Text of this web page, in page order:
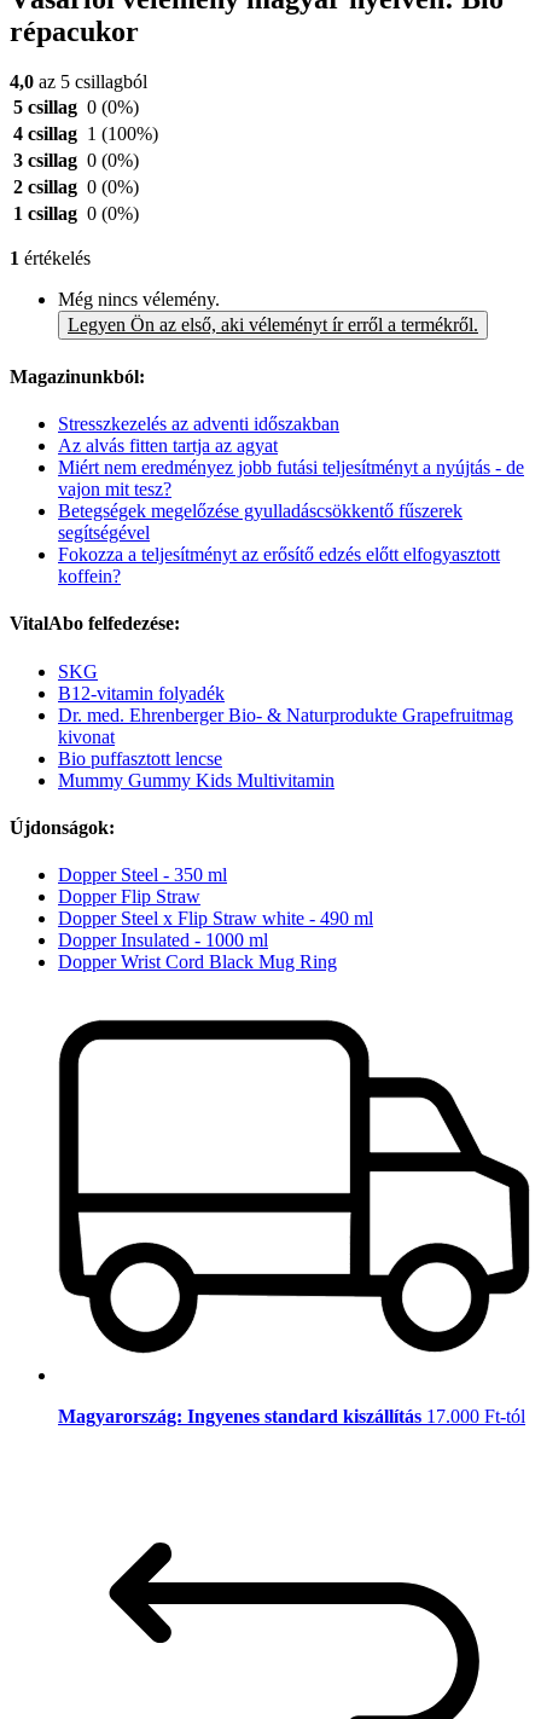
répacukor
4,0 az 5 csillagból
5 csillag 0 (0%)
4 csillag 1 (100%)
3 csillag 0 (0%)
2 csillag 0 (0%)
1 csillag 0 (0%)
1 értékelés
Még nincs vélemény.
Legyen Ön az első, aki véleményt ír erről a termékről.
Magazinunkból:
Stresszkezelés az adventi időszakban
Az alvás fitten tartja az agyat
Miért nem eredményez jobb futási teljesítményt a nyújtás - de
vajon mit tesz?
Betegségek megelőzése gyulladáscsökkentő fűszerek
segítségével
Fokozza a teljesítményt az erősítő edzés előtt elfogyasztott
koffein?
VitalAbo felfedezése:
SKG
B12-vitamin folyadék
Dr. med. Ehrenberger Bio- & Naturprodukte Grapefruitmag
kivonat
Bio puffasztott lencse
Mummy Gummy Kids Multivitamin
Újdonságok:
Dopper Steel - 350 ml
Dopper Flip Straw
Dopper Steel x Flip Straw white - 490 ml
Dopper Insulated - 1000 ml
Dopper Wrist Cord Black Mug Ring
Magyarország: Ingyenes standard kiszállítás 17.000 Ft-tól